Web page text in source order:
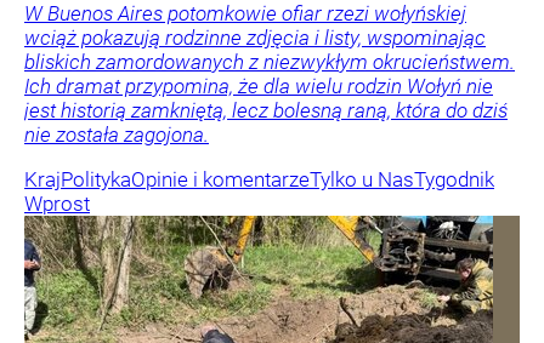
W Buenos Aires potomkowie ofiar rzezi wołyńskiej
wciąż pokazują rodzinne zdjęcia i listy, wspominając
bliskich zamordowanych z niezwykłym okrucieństwem.
Ich dramat przypomina, że dla wielu rodzin Wołyń nie
jest historią zamkniętą, lecz bolesną raną, która do dziś
nie została zagojona.
KrajPolitykaOpinie i komentarzeTylko u NasTygodnik
Wprost